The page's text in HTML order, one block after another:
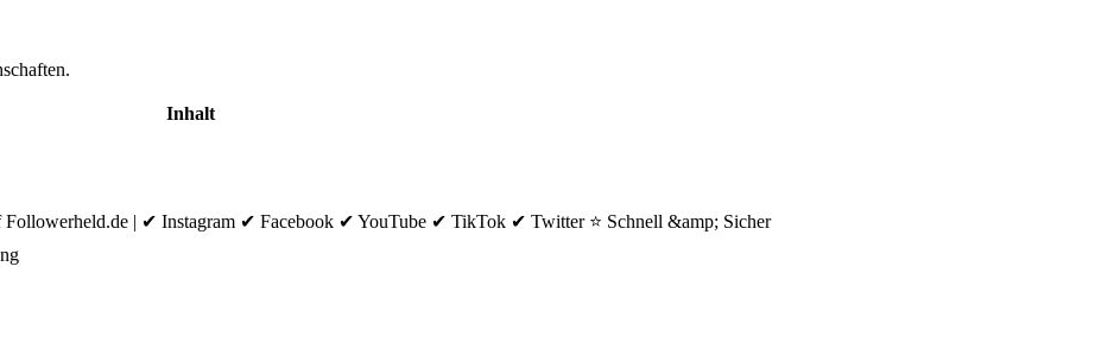
Inhalt
| ✔ Instagram ✔ Facebook ✔ YouTube ✔ TikTok ✔ Twitter ⭐ Schnell &amp; Sicher